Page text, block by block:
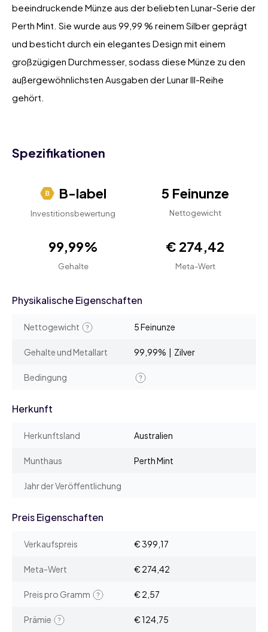
beeindruckende Münze aus der beliebten Lunar-Serie der
Perth Mint. Sie wurde aus 99,99 % reinem Silber geprägt
und besticht durch ein elegantes Design mit einem
großzügigen Durchmesser, sodass diese Münze zu den
außergewöhnlichsten Ausgaben der Lunar III-Reihe
gehört.
Spezifikationen
B-label
Investitionsbewertung
5 Feinunze
Nettogewicht
99,99%
Gehalte
€ 274,42
Meta-Wert
Physikalische Eigenschaften
Nettogewicht 5 Feinunze
Gehalte und Metallart 99,99% | Zilver
Bedingung
Herkunft
Herkunftsland Australien
Munthaus Perth Mint
Jahr der Veröffentlichung
Preis Eigenschaften
Verkaufspreis € 399,17
Meta-Wert € 274,42
Preis pro Gramm € 2,57
Prämie € 124,75